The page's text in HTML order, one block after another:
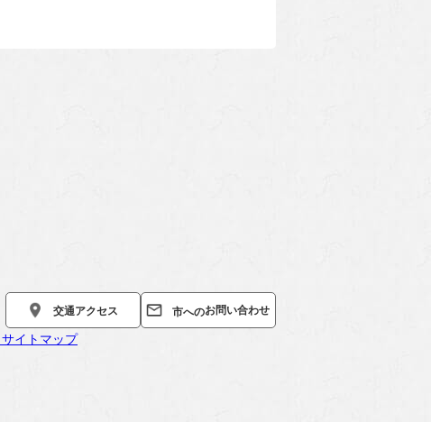
交通アクセス 市へのお問い合わせ
サイトマップ